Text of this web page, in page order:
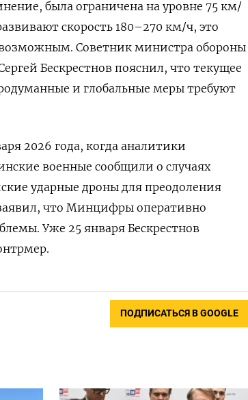
была ограничена на уровне 75 км/
скорость 180–270 км/ч, это
Советник министра обороны
Бескрестнов пояснил, что текущее
и глобальные меры требуют
2026 года, когда аналитики
военные сообщили о случаях
ударные дроны для преодоления
что Минцифры оперативно
Уже 25 января Бескрестнов
ПОДПИСАТЬСЯ В GOOGLE